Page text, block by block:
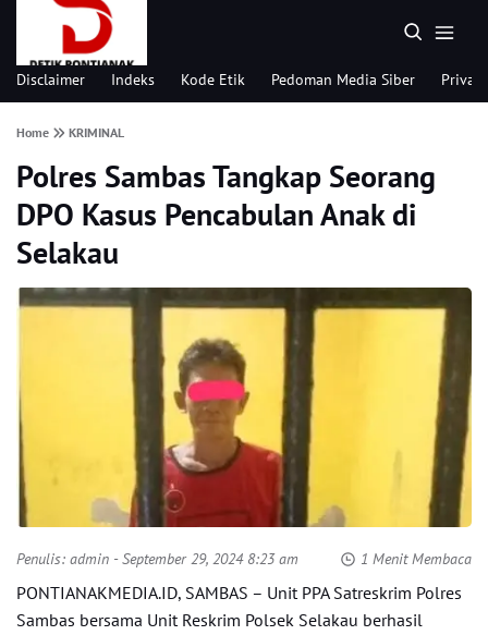
Disclaimer Indeks Kode Etik Pedoman Media Siber
Home KRIMINAL
Polres Sambas Tangkap Seorang
DPO Kasus Pencabulan Anak di
Selakau
Penulis: admin - September 29, 2024 8:23 am 1 Menit Membaca
PONTIANAKMEDIA.ID, SAMBAS – Unit PPA Satreskrim Polres
Sambas bersama Unit Reskrim Polsek Selakau berhasil